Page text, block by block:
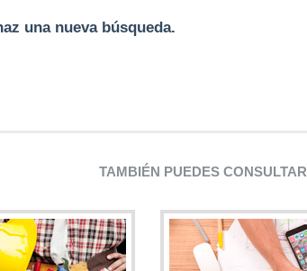
una nueva búsqueda.
TAMBIÉN PUEDES CONSULTAR